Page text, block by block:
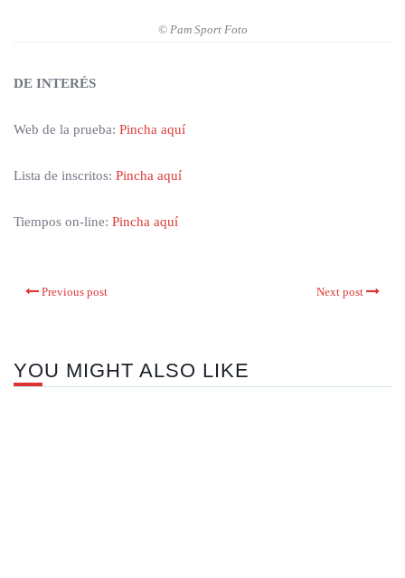
© Pam Sport Foto
DE INTERÉS
Web de la prueba: Pincha aquí
Lista de inscritos: Pincha aquí
Tiempos on-line: Pincha aquí
Previous post Next post
YOU MIGHT ALSO LIKE